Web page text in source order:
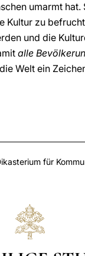
umarmt
zu
und die
alle
Welt ein
für